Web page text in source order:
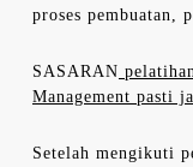
proses pembuatan,
SASARAN
Management pasti
Setelah mengikuti